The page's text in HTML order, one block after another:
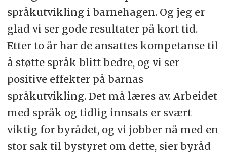
språkutvikling i barnehagen. Og jeg er
glad vi ser gode resultater på kort tid.
Etter to år har de ansattes kompetanse til
å støtte språk blitt bedre, og vi ser
positive effekter på barnas
språkutvikling. Det må læres av. Arbeidet
med språk og tidlig innsats er svært
viktig for byrådet, og vi jobber nå med en
stor sak til bystyret om dette, sier byråd